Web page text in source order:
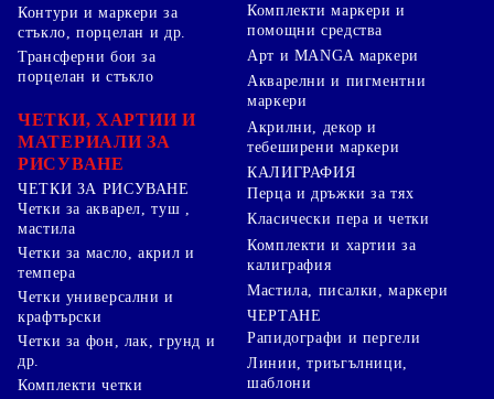
Контури и маркери за
стъкло, порцелан и др.
Трансферни бои за
порцелан и стъкло
ЧЕТКИ, ХАРТИИ И
МАТЕРИАЛИ ЗА
РИСУВАНЕ
ЧЕТКИ ЗА РИСУВАНЕ
Четки за акварел, туш ,
мастила
Четки за масло, акрил и
темпера
Четки универсални и
крафтърски
Четки за фон, лак, грунд и
др.
Комплекти четки
Комплекти маркери и
помощни средства
Арт и MANGA маркери
Акварелни и пигментни
маркери
Акрилни, декор и
тебеширени маркери
КАЛИГРАФИЯ
Перца и дръжки за тях
Класически пера и четки
Комплекти и хартии за
калиграфия
Мастила, писалки, маркери
ЧЕРТАНЕ
Рапидографи и пергели
Линии, триъгълници,
шаблони